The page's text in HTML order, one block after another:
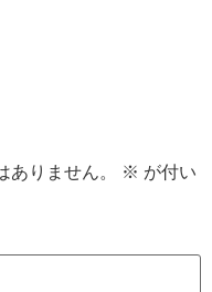
ありません。 ※ が付い